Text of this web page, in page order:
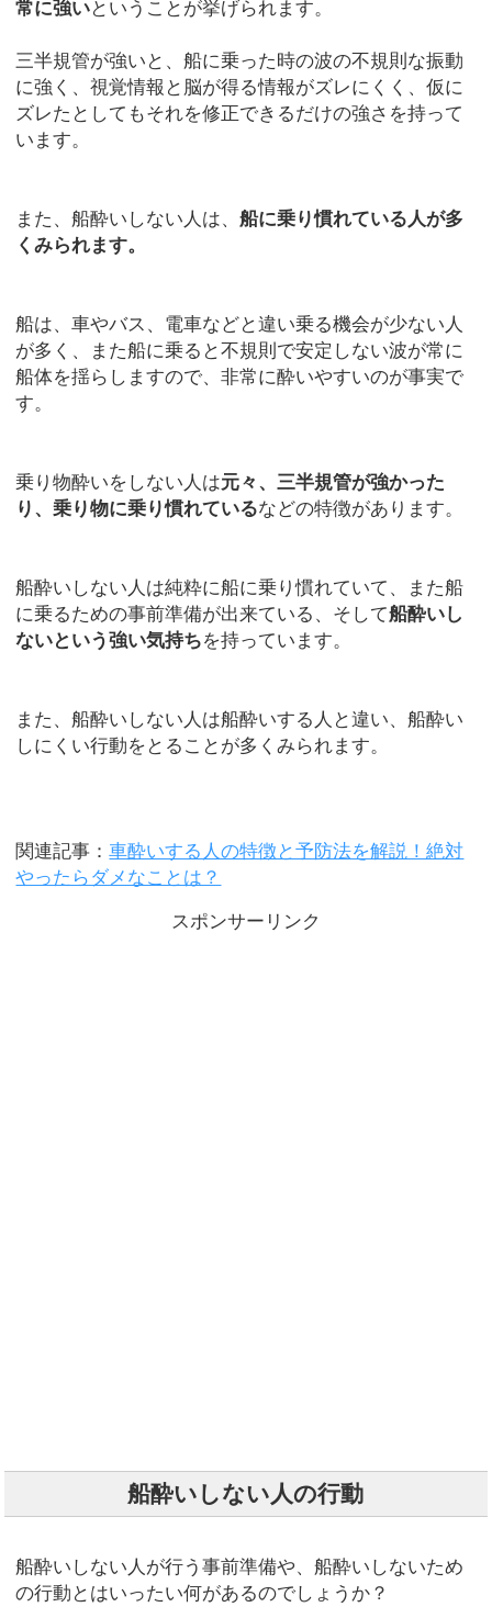
常に強いということが挙げられます。
三半規管が強いと、船に乗った時の波の不規則な振動
に強く、視覚情報と脳が得る情報がズレにくく、仮に
ズレたとしてもそれを修正できるだけの強さを持って
います。
また、船酔いしない人は、船に乗り慣れている人が多
くみられます。
船は、車やバス、電車などと違い乗る機会が少ない人
が多く、また船に乗ると不規則で安定しない波が常に
船体を揺らしますので、非常に酔いやすいのが事実で
す。
乗り物酔いをしない人は元々、三半規管が強かった
り、乗り物に乗り慣れているなどの特徴があります。
船酔いしない人は純粋に船に乗り慣れていて、また船
に乗るための事前準備が出来ている、そして船酔いし
ないという強い気持ちを持っています。
また、船酔いしない人は船酔いする人と違い、船酔い
しにくい行動をとることが多くみられます。
関連記事：車酔いする人の特徴と予防法を解説！絶対
やったらダメなことは？
スポンサーリンク
船酔いしない人の行動
船酔いしない人が行う事前準備や、船酔いしないため
の行動とはいったい何があるのでしょうか？